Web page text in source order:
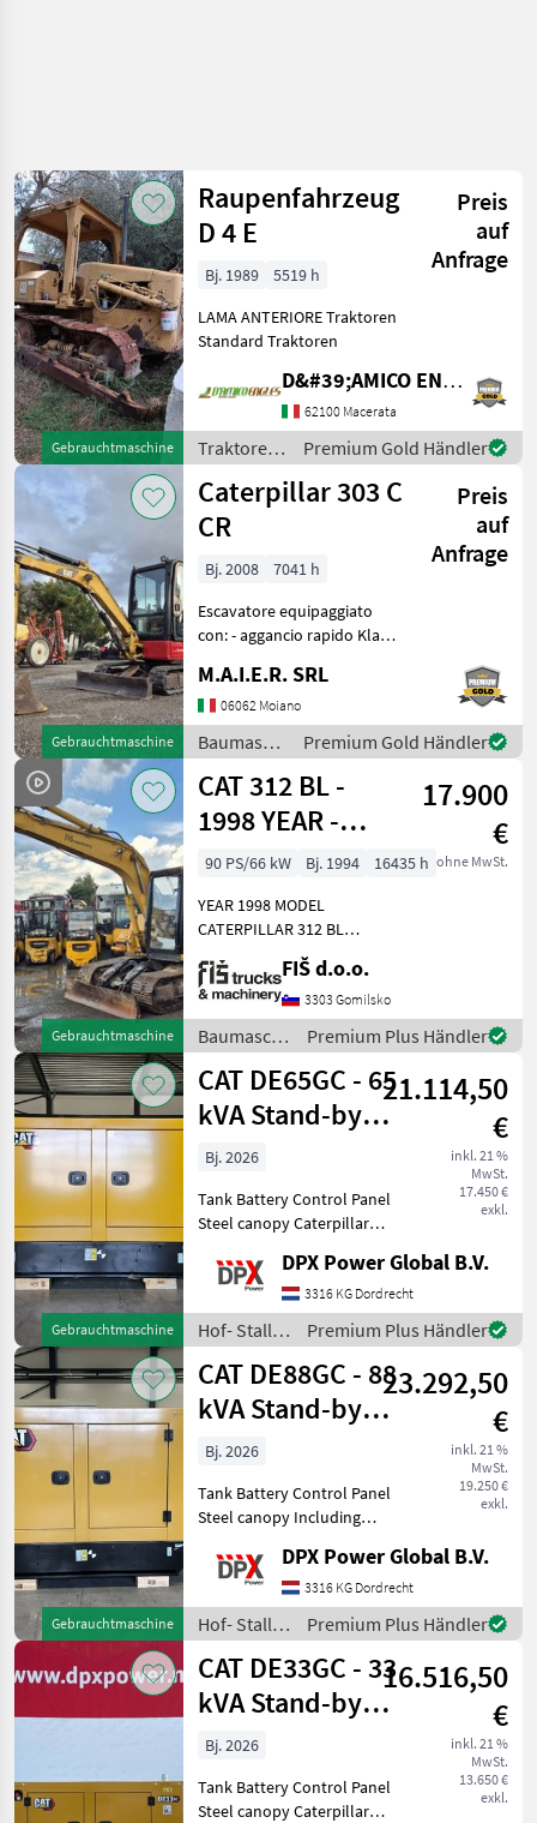
Gebrauchtmaschine
Raupenfahrzeug
D 4 E
Preis
auf
Anfrage
Bj. 1989
5519 h
LAMA ANTERIORE Traktoren
Standard Traktoren
D&#39;AMICO ENGLES SRL
62100 Macerata
Traktoren
/
Caterpillar
Premium Gold Händler
Gebrauchtmaschine
Caterpillar 303 C
CR
Preis
auf
Anfrage
Bj. 2008
7041 h
Escavatore equipaggiato
con: - aggancio rapido Klac -
fossi Baumaschinen
Minibagger
M.A.I.E.R. SRL
06062 Moiano
Baumaschinen
/
Caterpillar
Premium Gold Händler
Gebrauchtmaschine
CAT 312 BL -
1998 YEAR -
250CM
17.900
€
ohne MwSt.
90 PS/66 kW Bj. 1994
16435 h
YEAR 1998 MODEL
CATERPILLAR 312 BL
WORKING HOURS 16435
ENGINE DIESEL CAT - 66kW
WEIGHT 15800kg
HYDRAULIC QUICK HITCH
LIGHTS CLOSED HEATED
CAB FUEL PUMP FA
FIŠ d.o.o.
3303 Gomilsko
Baumaschinen
/ CAT
Premium Plus Händler
Gebrauchtmaschine
CAT DE65GC - 65
kVA Stand-by
Generator Set -
DPX-182
21.114,50
€
inkl. 21 %
MwSt.
17.450 €
exkl.
Bj. 2026
Tank Battery Control Panel
Steel canopy Caterpillar
specifically designed for
stand-by duty. Hof- Stall-
und Weidetechnik
Stromgeneratoren
DPX Power Global B.V.
3316 KG Dordrecht
Hof- Stall-
und
Weidetechnik
/ CAT
Premium Plus Händler
Gebrauchtmaschine
CAT DE88GC - 88
kVA Stand-by
Generator Set -
DPX-182
23.292,50
€
inkl. 21 %
MwSt.
19.250 €
exkl.
Bj. 2026
Tank Battery Control Panel
Steel canopy Including
coolant heater Caterpillar
DE88GC Generator Set
specifically designed for
stand-by duty. Hof- S
DPX Power Global B.V.
3316 KG Dordrecht
Hof- Stall-
und
Weidetechnik
/ CAT
Premium Plus Händler
CAT DE33GC - 33
kVA Stand-by
Generator Set -
DPX-182
16.516,50
€
inkl. 21 %
MwSt.
13.650 €
exkl.
Bj. 2026
Tank Battery Control Panel
Steel canopy Caterpillar